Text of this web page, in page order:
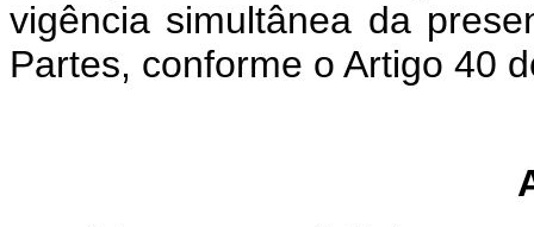
vigência simultânea da
Partes, conforme o Artigo 40